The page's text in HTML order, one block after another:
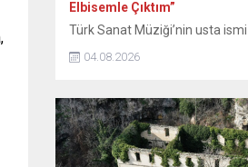
Elbisemle Çıktım”
Türk Sanat Müziği’nin usta ismi
Sayın, 90’lı yılların başında
verdiği konserde sahne
zor anları ve sonrasındaki
yıllar sonra paylaştı. Dönemin
Belediye Başkanı Mustafa
konser vermek üzere
04.08.2026